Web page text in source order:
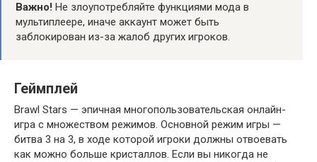
Важно! Не злоупотребляйте функциями мода в
мультиплеере, иначе аккаунт может быть
заблокирован из-за жалоб других игроков.
Геймплей
Brawl Stars — эпичная многопользовательская онлайн-
игра с множеством режимов. Основной режим игры —
битва 3 на 3, в ходе которой игроки должны отвоевать
как можно больше кристаллов. Если вы никогда не